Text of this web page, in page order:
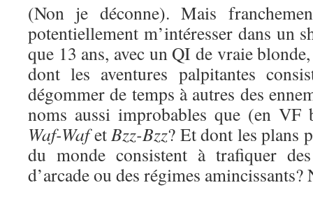
(Non je déconne). Mais
potentiellement m’intéresser dans un
que 13 ans, avec un QI de vraie
dont les aventures palpitantes
dégommer de temps à autres des
noms aussi improbables que (en
Waf-WafetBzz-Bzz? Et dont les plans
du monde consistent à trafiquer
d’arcade ou des régimes